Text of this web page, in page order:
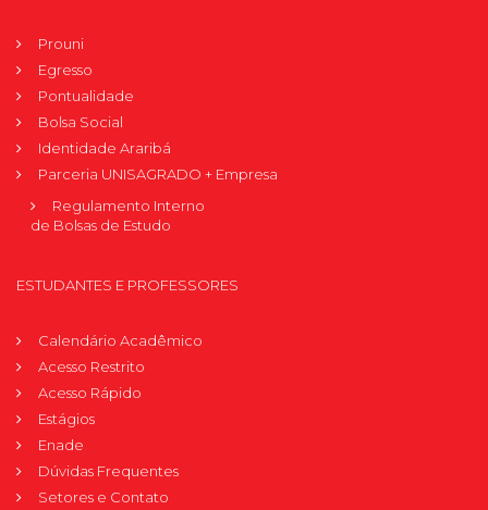
Prouni
Egresso
Pontualidade
Bolsa Social
Identidade Araribá
Parceria UNISAGRADO + Empresa
Regulamento Interno
de Bolsas de Estudo
ESTUDANTES E PROFESSORES
Calendário Acadêmico
Acesso Restrito
Acesso Rápido
Estágios
Enade
Dúvidas Frequentes
Setores e Contato